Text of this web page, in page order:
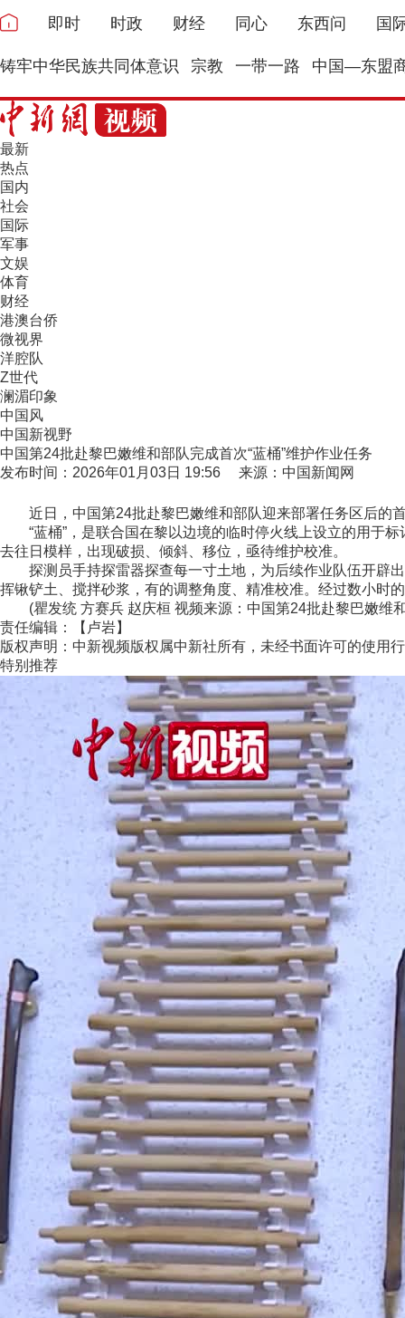
即时 时政 财经 同心 东西问 国
铸牢中华民族共同体意识 宗教 一带一路 中国—东盟
最新
热点
国内
社会
国际
军事
文娱
体育
财经
港澳台侨
微视界
洋腔队
Z世代
澜湄印象
中国风
中国新视野
中国第24批赴黎巴嫩维和部队完成首次“蓝桶”维护作业任务
发布时间：2026年01月03日 19:56 来源：中国新闻网
近日，中国第24批赴黎巴嫩维和部队迎来部署任务区后的
“蓝桶”，是联合国在黎以边境的临时停火线上设立的用于标
去往日模样，出现破损、倾斜、移位，亟待维护校准。
探测员手持探雷器探查每一寸土地，为后续作业队伍开辟出
挥锹铲土、搅拌砂浆，有的调整角度、精准校准。经过数小时
(瞿发统 方赛兵 赵庆桓 视频来源：中国第24批赴黎巴嫩维
责任编辑：【卢岩】
版权声明：中新视频版权属中新社所有，未经书面许可的使用
特别推荐